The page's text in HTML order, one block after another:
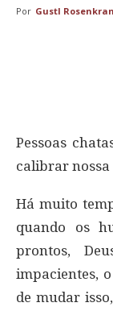
Por Gustl
Pessoas
calibrar nossa
Há muito
quando os
prontos,
impacientes,
de mudar